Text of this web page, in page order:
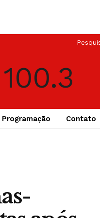
Programação Contato